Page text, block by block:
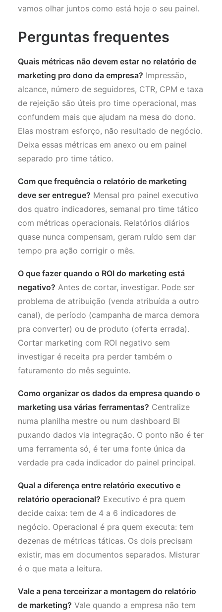
vamos olhar juntos como está hoje o seu painel.
Perguntas frequentes
Quais métricas não devem estar no relatório de
marketing pro dono da empresa? Impressão,
alcance, número de seguidores, CTR, CPM e taxa
de rejeição são úteis pro time operacional, mas
confundem mais que ajudam na mesa do dono.
Elas mostram esforço, não resultado de negócio.
Deixa essas métricas em anexo ou em painel
separado pro time tático.
Com que frequência o relatório de marketing
deve ser entregue? Mensal pro painel executivo
dos quatro indicadores, semanal pro time tático
com métricas operacionais. Relatórios diários
quase nunca compensam, geram ruído sem dar
tempo pra ação corrigir o mês.
O que fazer quando o ROI do marketing está
negativo? Antes de cortar, investigar. Pode ser
problema de atribuição (venda atribuída a outro
canal), de período (campanha de marca demora
pra converter) ou de produto (oferta errada).
Cortar marketing com ROI negativo sem
investigar é receita pra perder também o
faturamento do mês seguinte.
Como organizar os dados da empresa quando o
marketing usa várias ferramentas? Centralize
numa planilha mestre ou num dashboard BI
puxando dados via integração. O ponto não é ter
uma ferramenta só, é ter uma fonte única da
verdade pra cada indicador do painel principal.
Qual a diferença entre relatório executivo e
relatório operacional? Executivo é pra quem
decide caixa: tem de 4 a 6 indicadores de
negócio. Operacional é pra quem executa: tem
dezenas de métricas táticas. Os dois precisam
existir, mas em documentos separados. Misturar
é o que mata a leitura.
Vale a pena terceirizar a montagem do relatório
de marketing? Vale quando a empresa não tem